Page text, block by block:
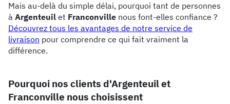
Mais au-delà du simple délai, pourquoi tant de personnes
à Argenteuil et Franconville nous font-elles confiance ?
Découvrez tous les avantages de notre service de
livraison pour comprendre ce qui fait vraiment la
différence.
Pourquoi nos clients d'Argenteuil et
Franconville nous choisissent